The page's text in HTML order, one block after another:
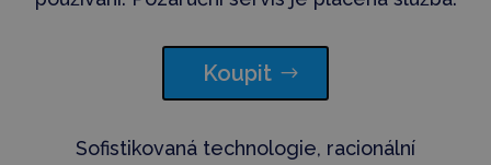
Koupit
Sofistikovaná technologie, racionální